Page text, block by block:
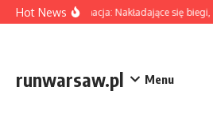
Skip to content
Hot News
4-1-3-2 Formacja: Nakładające się biegi,
runwarsaw.pl Menu